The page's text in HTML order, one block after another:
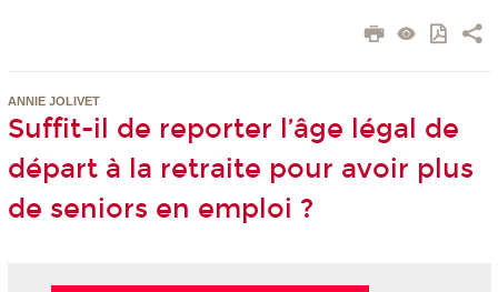
ANNIE JOLIVET
Suffit-il de reporter l’âge légal de
départ à la retraite pour avoir plus
de seniors en emploi ?